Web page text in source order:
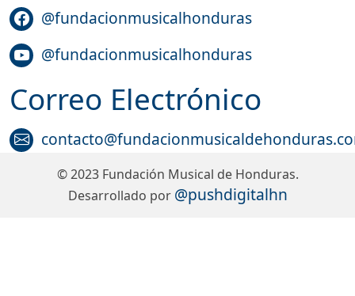
@fundacionmusicalhonduras
@fundacionmusicalhonduras
Correo Electrónico
© 2023 Fundación Musical de Honduras.
Desarrollado por @pushdigitalhn